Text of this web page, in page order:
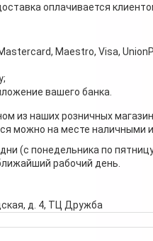
оплачивается
Maestro, Visa,
вашего банка.
из наших розничных
можно на месте наличными
(с понедельника по
рабочий день.
д. 4, ТЦ Дружба